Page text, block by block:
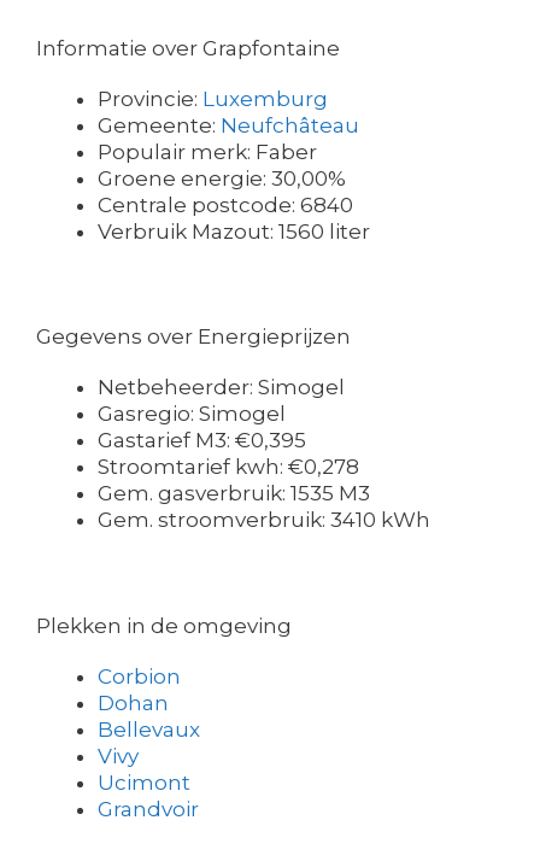
Informatie over Grapfontaine
Provincie: Luxemburg
Gemeente: Neufchâteau
Populair merk: Faber
Groene energie: 30,00%
Centrale postcode: 6840
Verbruik Mazout: 1560 liter
Gegevens over Energieprijzen
Netbeheerder: Simogel
Gasregio: Simogel
Gastarief M3: €0,395
Stroomtarief kwh: €0,278
Gem. gasverbruik: 1535 M3
Gem. stroomverbruik: 3410 kWh
Plekken in de omgeving
Corbion
Dohan
Bellevaux
Vivy
Ucimont
Grandvoir